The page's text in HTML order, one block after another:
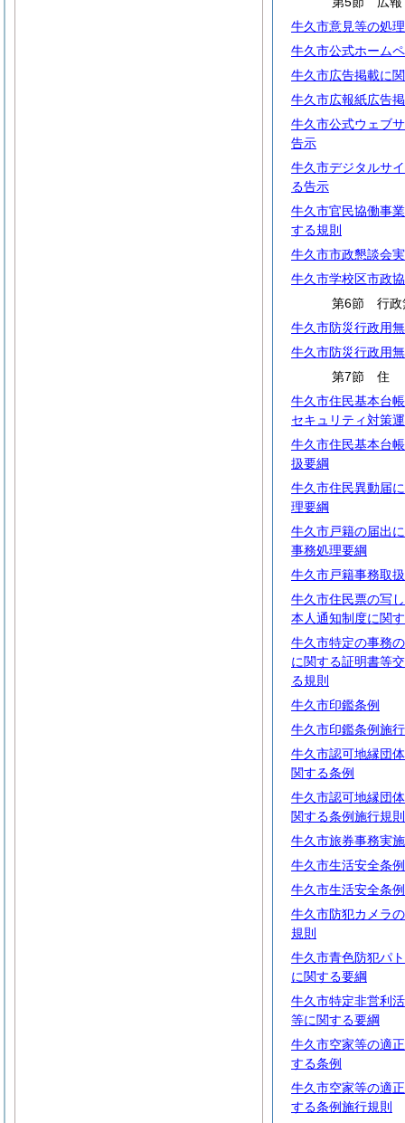
牛久市意見等の処
牛久市公式ホーム
牛久市広告掲載に
牛久市広報紙広告
牛久市公式ウェブ
告示
牛久市デジタルサ
る告示
牛久市官民協働事
する規則
牛久市市政懇談会
牛久市学校区市政
第6節 行政
牛久市防災行政用
牛久市防災行政用
第7節 住
牛久市住民基本台
セキュリティ対策
牛久市住民基本台
扱要綱
牛久市住民異動届
理要綱
牛久市戸籍の届出
事務処理要綱
牛久市戸籍事務取
牛久市住民票の写
本人通知制度に関
牛久市特定の事務
に関する証明書等
る規則
牛久市印鑑条例
牛久市印鑑条例施
牛久市認可地縁団
関する条例
牛久市認可地縁団
関する条例施行規則
牛久市旅券事務実
牛久市生活安全条例
牛久市生活安全条
牛久市防犯カメラ
規則
牛久市青色防犯パ
に関する要綱
牛久市特定非営利
等に関する要綱
牛久市空家等の適
する条例
牛久市空家等の適
する条例施行規則